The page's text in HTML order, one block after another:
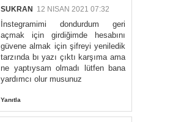
SUKRAN 12 NISAN 2021 07:32
İnstegramimi dondurdum geri
açmak için girdiğimde hesabını
güvene almak için şifreyi yeniledik
tarzında bı yazı çıktı karşıma ama
ne yaptıysam olmadı lütfen bana
yardımcı olur musunuz
Yanıtla